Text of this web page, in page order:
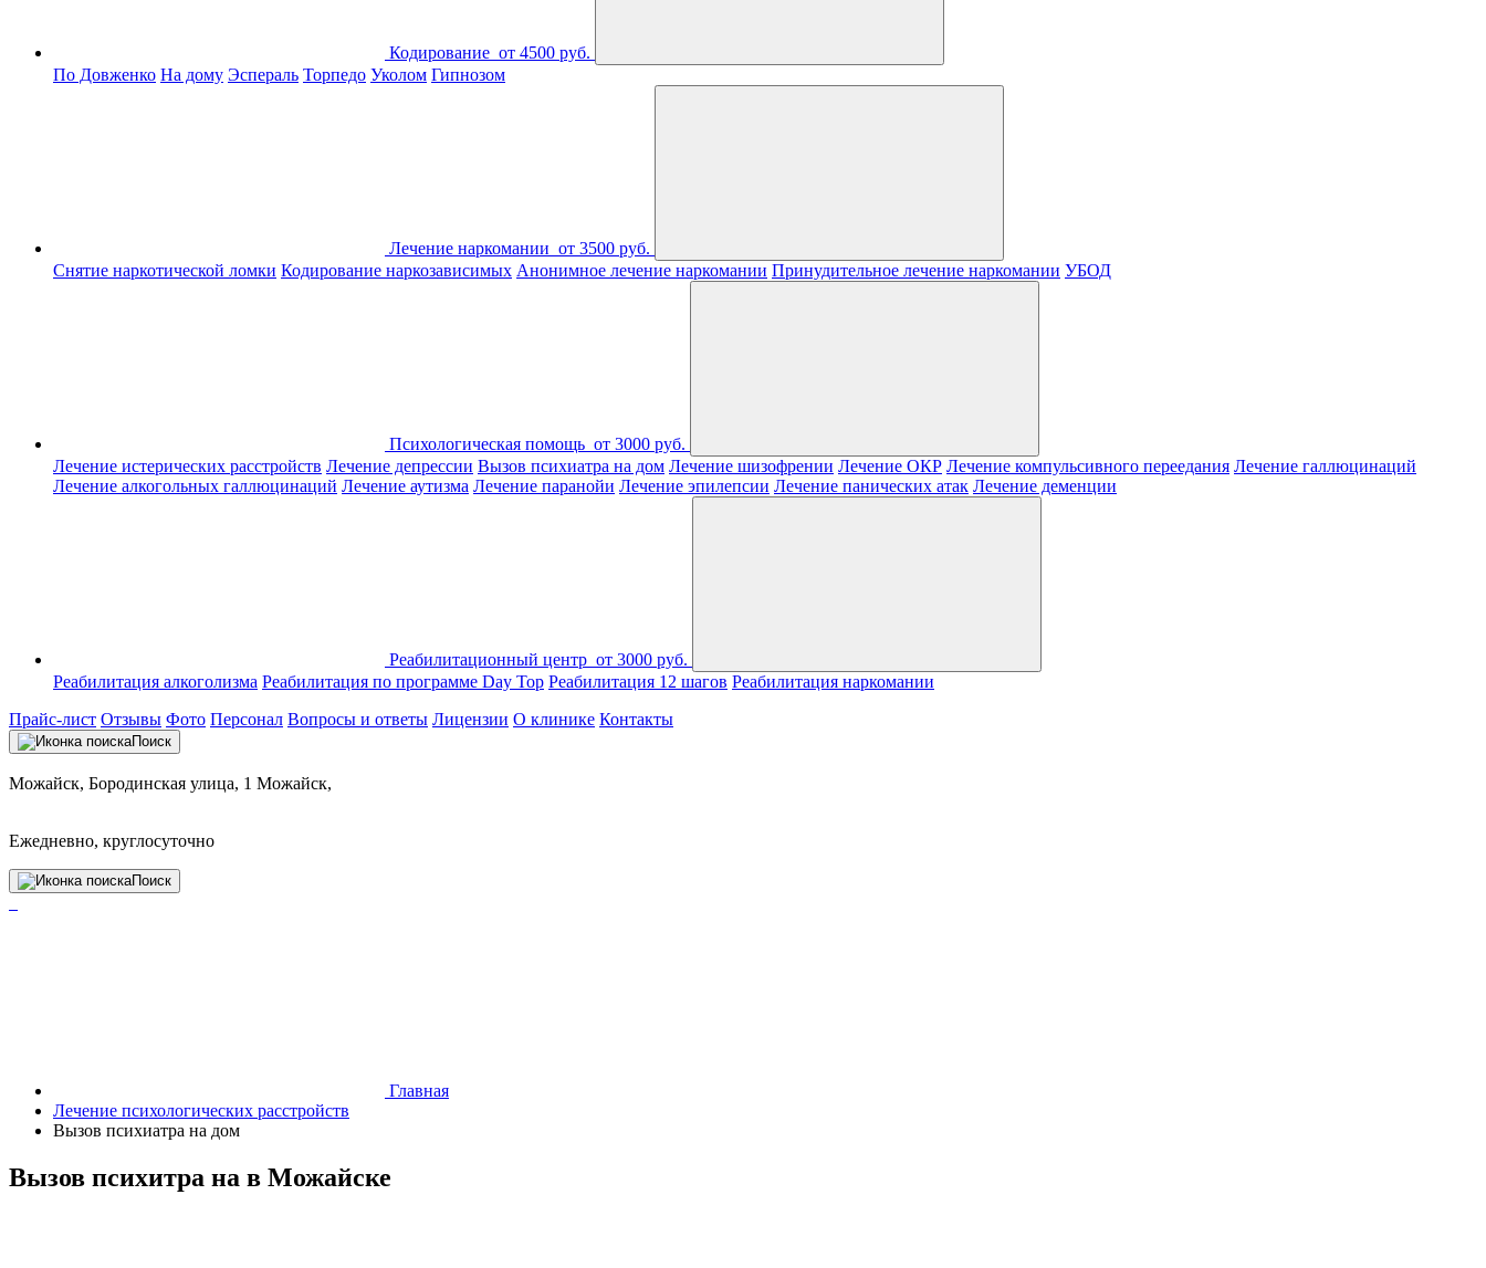
Кодирование от 4500 руб.
По Довженко На дому Эспераль Торпедо Уколом Гипнозом
Лечение наркомании от 3500 руб.
Снятие наркотической ломки Кодирование наркозависимых Анонимное лечение наркомании Принудительное лечение наркомании УБОД
Психологическая помощь от 3000 руб.
Лечение истерических расстройств Лечение депрессии Вызов психиатра на дом Лечение шизофрении Лечение ОКР Лечение компульсивного переедания Лечение галлюцинаций
Лечение алкогольных галлюцинаций Лечение аутизма Лечение паранойи Лечение эпилепсии Лечение панических атак Лечение деменции
Реабилитационный центр от 3000 руб.
Реабилитация алкоголизма Реабилитация по программе Day Top Реабилитация 12 шагов Реабилитация наркомании
Прайс-лист Отзывы Фото Персонал Вопросы и ответы Лицензии О клинике Контакты
Поиск
Можайск, Бородинская улица, 1 Можайск,
Ежедневно, круглосуточно
Поиск
Главная
Лечение психологических расстройств
Вызов психиатра на дом
Вызов психитра на в Можайске